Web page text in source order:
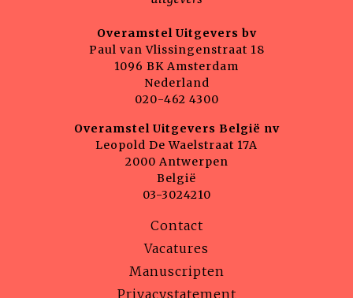
Overamstel Uitgevers bv
Paul van Vlissingenstraat 18
1096 BK Amsterdam
Nederland
020-462 4300
Overamstel Uitgevers België nv
Leopold De Waelstraat 17A
2000 Antwerpen
België
03-3024210
Contact
Vacatures
Manuscripten
Privacystatement